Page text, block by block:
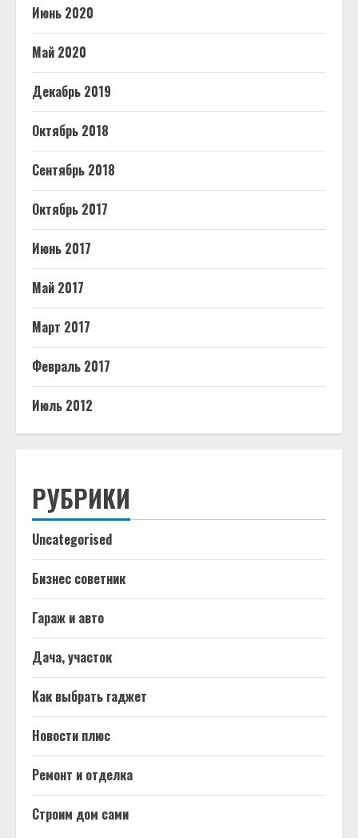
Июнь 2020
Май 2020
Декабрь 2019
Октябрь 2018
Сентябрь 2018
Октябрь 2017
Июнь 2017
Май 2017
Март 2017
Февраль 2017
Июль 2012
РУБРИКИ
Uncategorised
Бизнес советник
Гараж и авто
Дача, участок
Как выбрать гаджет
Новости плюс
Ремонт и отделка
Строим дом сами